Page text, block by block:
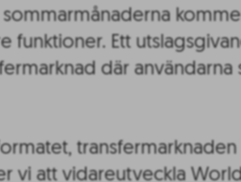
funktioner. Ett
där
vi att vidareutveckla